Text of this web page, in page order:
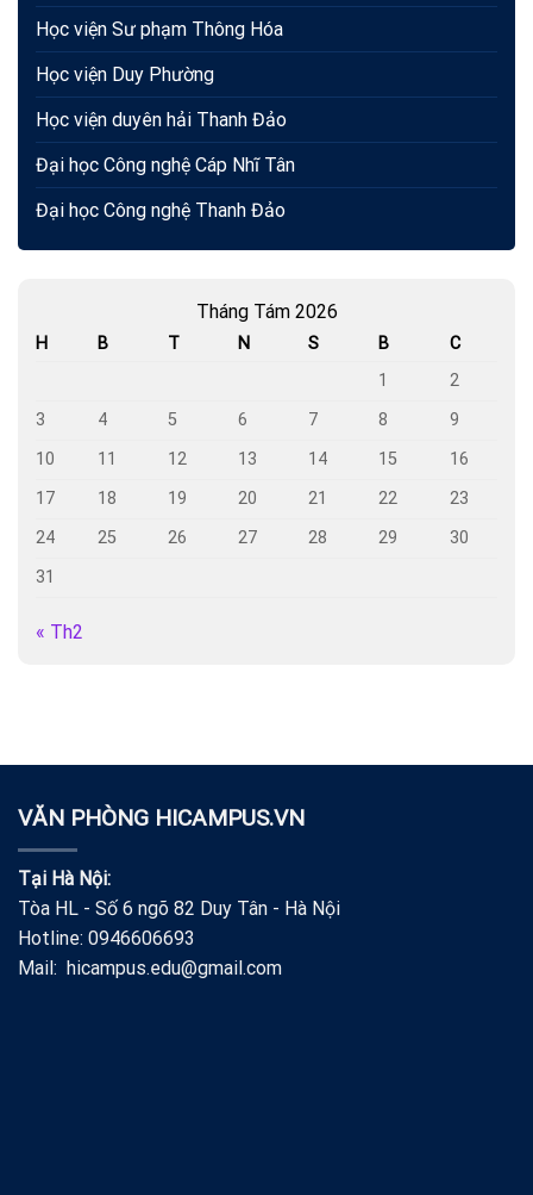
Học viện Sư phạm Thông Hóa
Học viện Duy Phường
Học viện duyên hải Thanh Đảo
Đại học Công nghệ Cáp Nhĩ Tân
Đại học Công nghệ Thanh Đảo
Tháng Tám 2026
H B T N S B
C
1
2
3
4 5 6 7 8
9
10
11 12 13 14 15
16
17
18 19 20 21 22
23
24
25 26 27 28 29
30
31
« Th2
VĂN PHÒNG HICAMPUS.VN
Tại Hà Nội:
Tòa HL - Số 6 ngõ 82 Duy Tân - Hà Nội
Hotline: 0946606693
Mail: hicampus.edu@gmail.com